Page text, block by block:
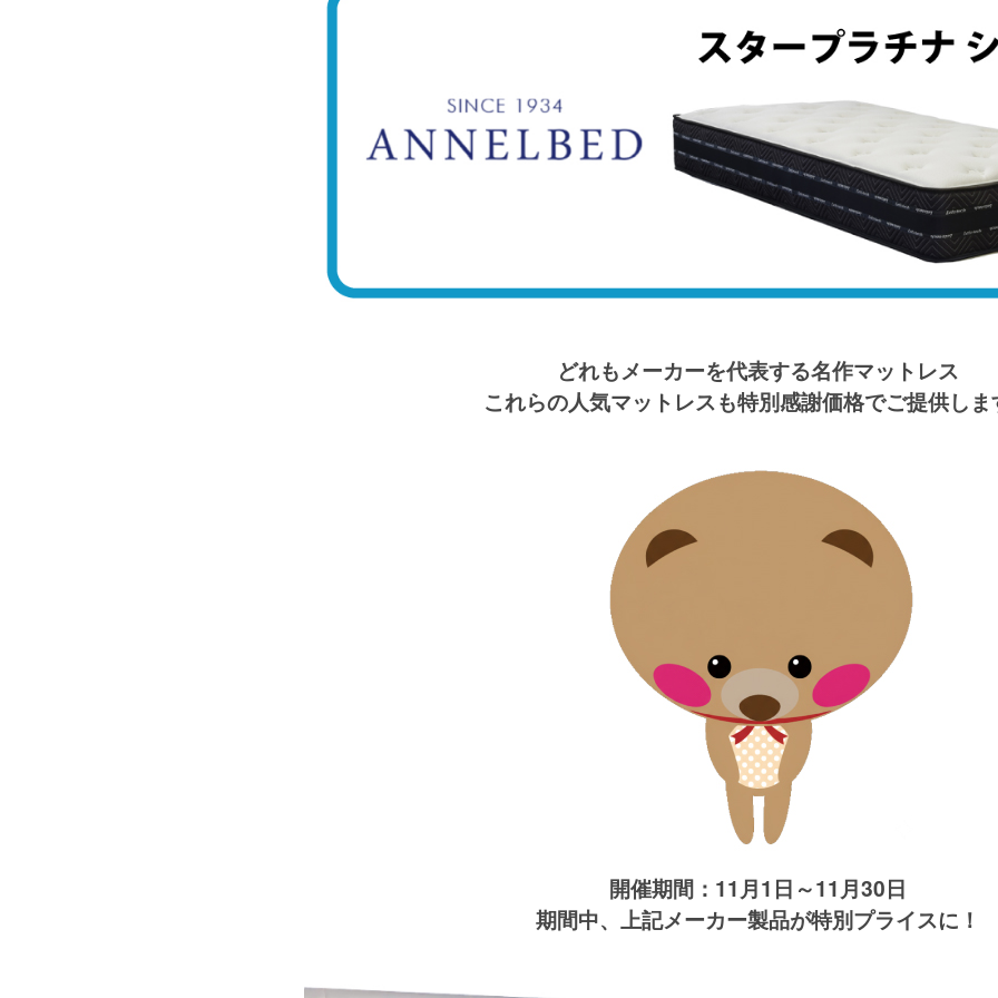
どれもメーカーを代表する名作マットレス
これらの人気マットレスも特別感謝価格でご提供しま
開催期間：11月1日～11月30日
期間中、上記メーカー製品が特別プライスに！